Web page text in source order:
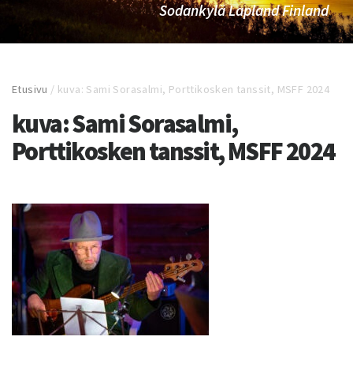
Sodankylä Lapland Finland
Etusivu / kuva: Sami Sorasalmi, Porttikosken tanssit, MSFF 2024
kuva: Sami Sorasalmi,
Porttikosken tanssit, MSFF 2024